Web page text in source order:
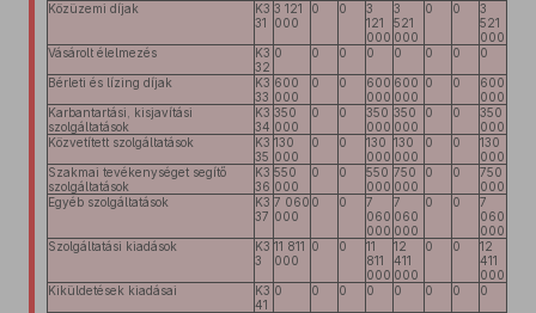
Közüzemi díjak
K3
31
3 121
000
0 0
3
121
000
3
521
000
0 0
3
521
000
Vásárolt élelmezés
K3
32
0 0 0 0 0 0 0 0
Bérleti és lízing díjak
K3
33
600
000
0 0
600
000
600
000
0 0
600
000
Karbantartási, kisjavítási
szolgáltatások
K3
34
350
000
0 0
350
000
350
000
0 0
350
000
Közvetített szolgáltatások
K3
35
130
000
0 0
130
000
130
000
0 0
130
000
Szakmai tevékenységet segítő
szolgáltatások
K3
36
550
000
0 0
550
000
750
000
0 0
750
000
Egyéb szolgáltatások
K3
37
7 060
000
0 0
7
060
000
7
060
000
0 0
7
060
000
Szolgáltatási kiadások
K3
3
11 811
000
0 0
11
811
000
12
411
000
0 0
12
411
000
Kiküldetések kiadásai
K3
41
0 0 0 0 0 0 0 0